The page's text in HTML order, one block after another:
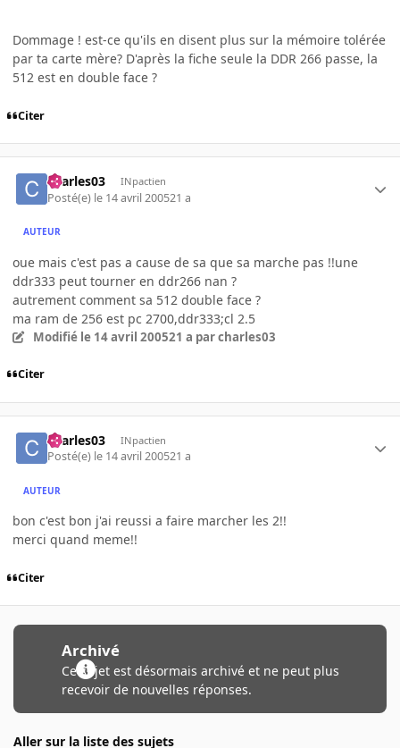
Dommage ! est-ce qu'ils en disent plus sur la mémoire tolérée
par ta carte mère? D'après la fiche seule la DDR 266 passe, la
512 est en double face ?
Citer
charles03 INpactien
Posté(e) le 14 avril 200521 a
AUTEUR
oue mais c'est pas a cause de sa que sa marche pas !!une
ddr333 peut tourner en ddr266 nan ?
autrement comment sa 512 double face ?
ma ram de 256 est pc 2700,ddr333;cl 2.5
Modifié le 14 avril 200521 a par charles03
Citer
charles03 INpactien
Posté(e) le 14 avril 200521 a
AUTEUR
bon c'est bon j'ai reussi a faire marcher les 2!!
merci quand meme!!
Citer
Archivé
Ce sujet est désormais archivé et ne peut plus
recevoir de nouvelles réponses.
Aller sur la liste des sujets